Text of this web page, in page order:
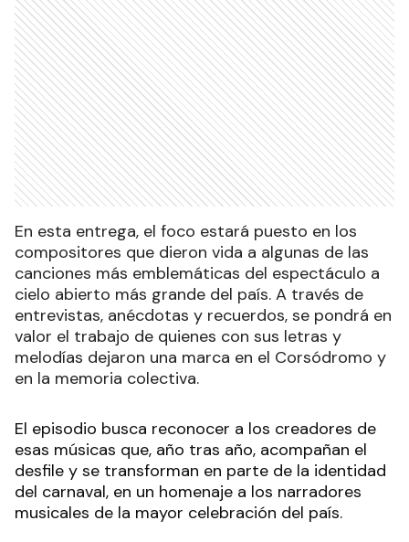
En esta entrega, el foco estará puesto en los
compositores que dieron vida a algunas de las
canciones más emblemáticas del espectáculo a
cielo abierto más grande del país. A través de
entrevistas, anécdotas y recuerdos, se pondrá en
valor el trabajo de quienes con sus letras y
melodías dejaron una marca en el Corsódromo y
en la memoria colectiva.
El episodio busca reconocer a los creadores de
esas músicas que, año tras año, acompañan el
desfile y se transforman en parte de la identidad
del carnaval, en un homenaje a los narradores
musicales de la mayor celebración del país.